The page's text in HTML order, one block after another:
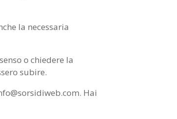
la necessaria
o chiedere la
subire.
Hai